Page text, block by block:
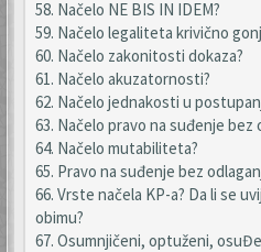
58. Načelo NE BIS IN IDEM?
59. Načelo legaliteta krivično
60. Načelo zakonitosti dokaza?
61. Načelo akuzatornosti?
62. Načelo jednakosti u
63. Načelo pravo na suđenje bez
64. Načelo mutabiliteta?
65. Pravo na suđenje bez
66. Vrste načela KP-a? Da li se
obimu?
67. Osumnjičeni, optuženi,